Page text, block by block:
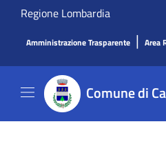
Salta al contenuto principale
Regione Lombardia
Amministrazione Trasparente | Area
Comune di